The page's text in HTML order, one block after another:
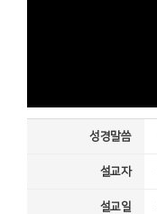
성경말씀
설교자
설교일